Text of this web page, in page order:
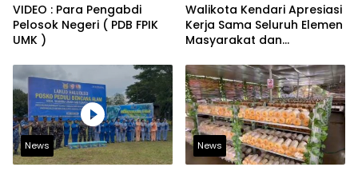
VIDEO : Para Pengabdi
Pelosok Negeri ( PDB FPIK
UMK )
Walikota Kendari Apresiasi
Kerja Sama Seluruh Elemen
Masyarakat dan
News News